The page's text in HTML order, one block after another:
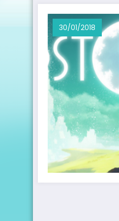
30/01/2018